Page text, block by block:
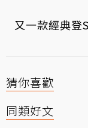
又一款經典登
猜你喜歡
同類好文